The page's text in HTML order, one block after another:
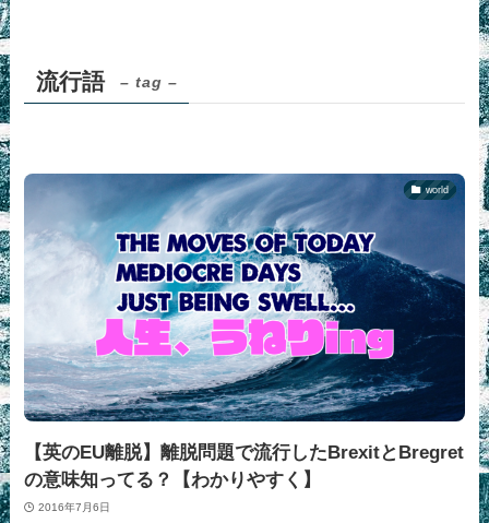
流行語 – tag –
world
【英のEU離脱】離脱問題で流行したBrexitとBregret
の意味知ってる？【わかりやすく】
2016年7月6日